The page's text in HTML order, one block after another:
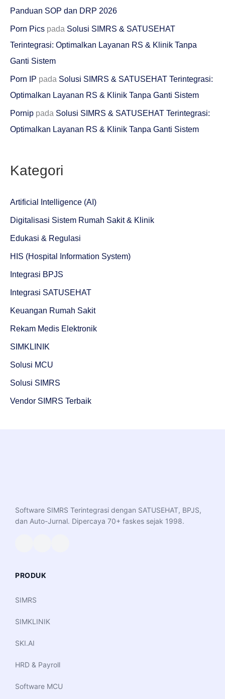
Panduan SOP dan DRP 2026
Porn Pics pada Solusi SIMRS & SATUSEHAT
Terintegrasi: Optimalkan Layanan RS & Klinik Tanpa
Ganti Sistem
Porn IP pada Solusi SIMRS & SATUSEHAT Terintegrasi:
Optimalkan Layanan RS & Klinik Tanpa Ganti Sistem
Pornip pada Solusi SIMRS & SATUSEHAT Terintegrasi:
Optimalkan Layanan RS & Klinik Tanpa Ganti Sistem
Kategori
Artificial Intelligence (AI)
Digitalisasi Sistem Rumah Sakit & Klinik
Edukasi & Regulasi
HIS (Hospital Information System)
Integrasi BPJS
Integrasi SATUSEHAT
Keuangan Rumah Sakit
Rekam Medis Elektronik
SIMKLINIK
Solusi MCU
Solusi SIMRS
Vendor SIMRS Terbaik
Software SIMRS Terintegrasi dengan SATUSEHAT, BPJS,
dan Auto-Jurnal. Dipercaya 70+ faskes sejak 1998.
PRODUK
SIMRS
SIMKLINIK
SKI.AI
HRD & Payroll
Software MCU